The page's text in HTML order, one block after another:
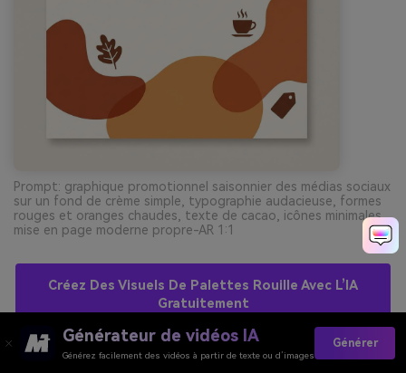
Prompt: graphique promotionnel saisonnier des médias sociaux
sur un fond de crème simple, typographie audacieuse, formes
rouges et oranges chaudes, texte de cacao, icônes minimales,
mise en page moderne propre-AR 1:1
Créez Des Visuels De Palettes Rouille Avec L’IA
Gratuitement
Générateur de vidéos IA
Générez facilement des vidéos à partir de texte ou d’images
Générer